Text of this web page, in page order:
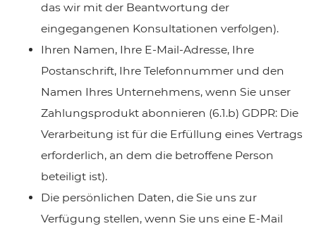
das wir mit der Beantwortung der
eingegangenen Konsultationen verfolgen).
Ihren Namen, Ihre E-Mail-Adresse, Ihre
Postanschrift, Ihre Telefonnummer und den
Namen Ihres Unternehmens, wenn Sie unser
Zahlungsprodukt abonnieren (6.1.b) GDPR: Die
Verarbeitung ist für die Erfüllung eines Vertrags
erforderlich, an dem die betroffene Person
beteiligt ist).
Die persönlichen Daten, die Sie uns zur
Verfügung stellen, wenn Sie uns eine E-Mail